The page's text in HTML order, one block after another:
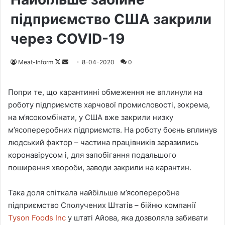
підприємство США закрили
через COVID-19
Meat-Inform
F
o
w
o
n
X
d
a
n
e
m
a
i
8-04-2020 0
Попри те, що карантинні обмеження не вплинули на
роботу підприємств харчової промисловості, зокрема,
на м’ясокомбінати, у США вже закрили низку
м’ясопереробних підприємств. На роботу боєнь вплинув
людський фактор – частина працівників заразились
коронавірусом і, для запобігання подальшого
поширення хвороби, заводи закрили на карантин.
Така доля спіткала найбільше м’ясопереробне
підприємство Сполучених Штатів – бійню компанії
Tyson Foods Inc у штаті Айова, яка дозволяла забивати